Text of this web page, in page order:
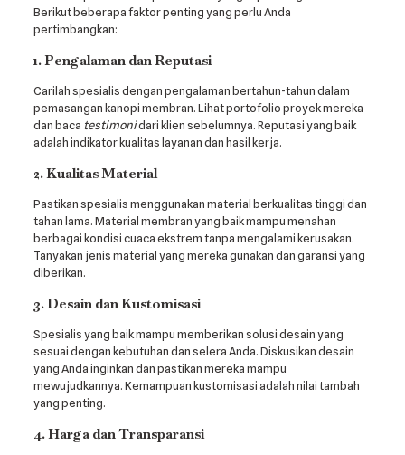
Berikut beberapa faktor penting yang perlu Anda
pertimbangkan:
1. Pengalaman dan Reputasi
Carilah spesialis dengan pengalaman bertahun-tahun dalam
pemasangan kanopi membran. Lihat portofolio proyek mereka
dan baca testimonidari klien sebelumnya. Reputasi yang baik
adalah indikator kualitas layanan dan hasil kerja.
2. Kualitas Material
Pastikan spesialis menggunakan material berkualitas tinggi dan
tahan lama. Material membran yang baik mampu menahan
berbagai kondisi cuaca ekstrem tanpa mengalami kerusakan.
Tanyakan jenis material yang mereka gunakan dan garansi yang
diberikan.
3. Desain dan Kustomisasi
Spesialis yang baik mampu memberikan solusi desain yang
sesuai dengan kebutuhan dan selera Anda. Diskusikan desain
yang Anda inginkan dan pastikan mereka mampu
mewujudkannya. Kemampuan kustomisasi adalah nilai tambah
yang penting.
4. Harga dan Transparansi